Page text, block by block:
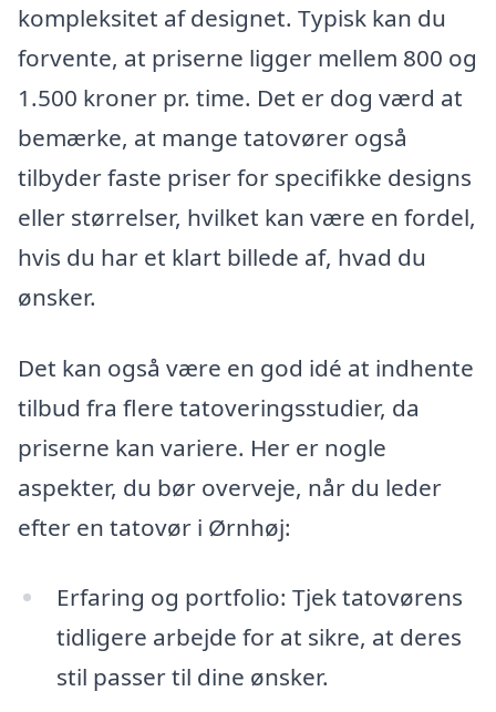
kompleksitet af designet. Typisk kan du
forvente, at priserne ligger mellem 800 og
1.500 kroner pr. time. Det er dog værd at
bemærke, at mange tatovører også
tilbyder faste priser for specifikke designs
eller størrelser, hvilket kan være en fordel,
hvis du har et klart billede af, hvad du
ønsker.
Det kan også være en god idé at indhente
tilbud fra flere tatoveringsstudier, da
priserne kan variere. Her er nogle
aspekter, du bør overveje, når du leder
efter en tatovør i Ørnhøj:
Erfaring og portfolio: Tjek tatovørens
tidligere arbejde for at sikre, at deres
stil passer til dine ønsker.